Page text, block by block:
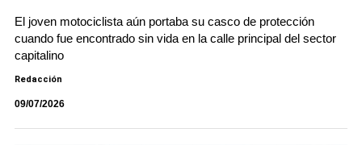
El joven motociclista aún portaba su casco de protección
cuando fue encontrado sin vida en la calle principal del sector
capitalino
Redacción
09/07/2026